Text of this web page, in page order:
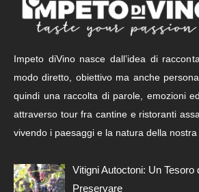
Impeto diVino nasce dall’idea di
modo diretto, obiettivo ma anche
quindi una raccolta di parole, emozioni
attraverso tour fra cantine e ristoranti
vivendo i paesaggi e la natura della nostra
Vitigni Autoctoni: Un Tesoro
Preservare